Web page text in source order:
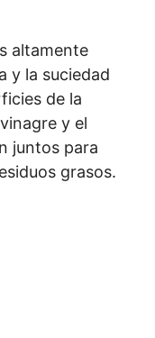
altamente
y la suciedad
de la
y el
juntos para
grasos.